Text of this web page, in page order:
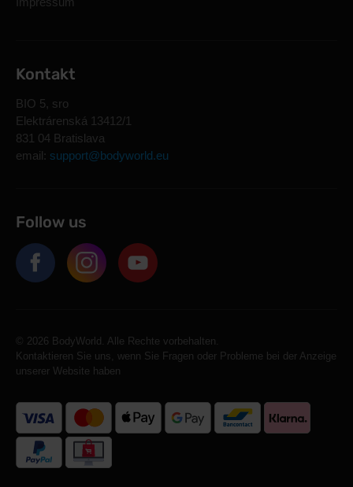
Kontakt
BIO 5, sro
Elektrárenská 13412/1
831 04 Bratislava
email: support@bodyworld.eu
Follow us
© 2026 BodyWorld. Alle Rechte vorbehalten.
Kontaktieren Sie uns, wenn Sie Fragen oder Probleme bei der Anzeige
unserer Website haben